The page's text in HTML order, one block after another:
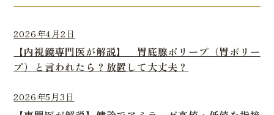
2026年4月2日
【内視鏡専門医が解説】 胃底腺ポリープ（胃ポリー
プ）と言われたら？放置して大丈夫？
2026年5月3日